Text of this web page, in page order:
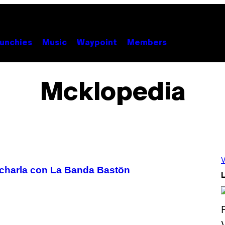
Music Waypoint Members
Mcklopedia
con La Banda Bastön